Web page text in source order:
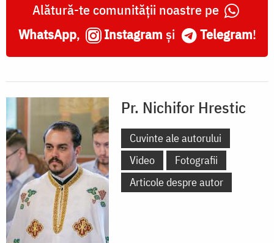
Alătură-te comunității noastre pe
WhatsApp, Instagram și Telegram!
Pr. Nichifor Hrestic
Cuvinte ale autorului
Video
Fotografii
Articole despre autor